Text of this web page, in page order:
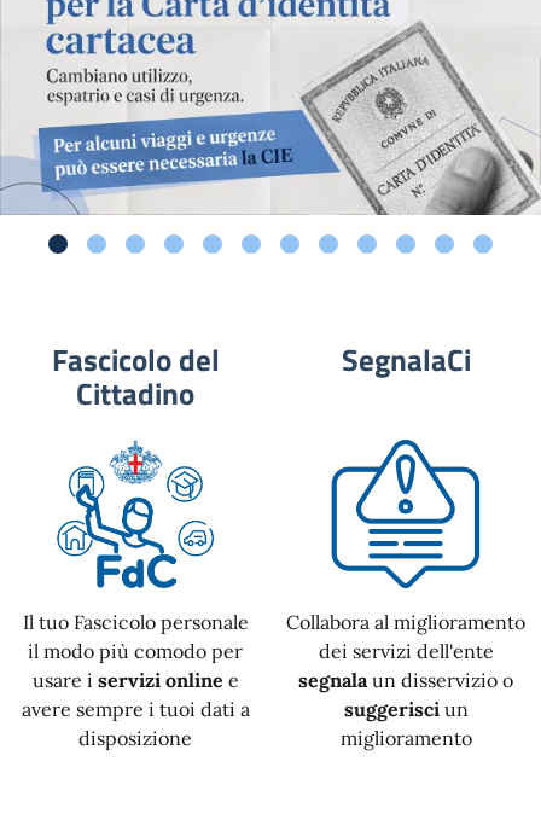
Fascicolo del
Cittadino
Il tuo Fascicolo personale
il modo più comodo per
usare i servizi online e
avere sempre i tuoi dati a
disposizione
SegnalaCi
Collabora al miglioramento
dei servizi dell'ente
segnala un disservizio o
suggerisciun
miglioramento